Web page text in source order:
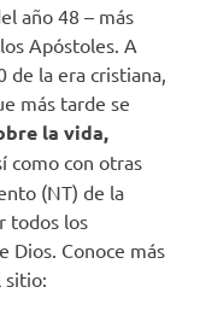
año 48 – más
Apóstoles. A
la era cristiana,
más tarde se
la vida,
como con otras
(NT) de la
todos los
Dios. Conoce más
sitio: